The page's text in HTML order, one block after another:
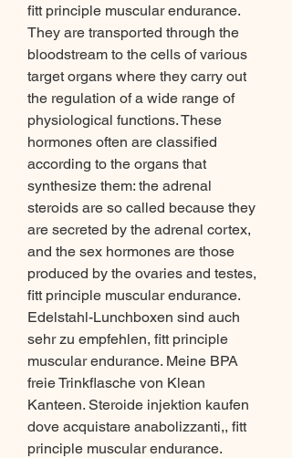
fitt principle muscular endurance.
They are transported through the
bloodstream to the cells of various
target organs where they carry out
the regulation of a wide range of
physiological functions. These
hormones often are classified
according to the organs that
synthesize them: the adrenal
steroids are so called because they
are secreted by the adrenal cortex,
and the sex hormones are those
produced by the ovaries and testes,
fitt principle muscular endurance.
Edelstahl-Lunchboxen sind auch
sehr zu empfehlen, fitt principle
muscular endurance. Meine BPA
freie Trinkflasche von Klean
Kanteen. Steroide injektion kaufen
dove acquistare anabolizzanti,, fitt
principle muscular endurance.